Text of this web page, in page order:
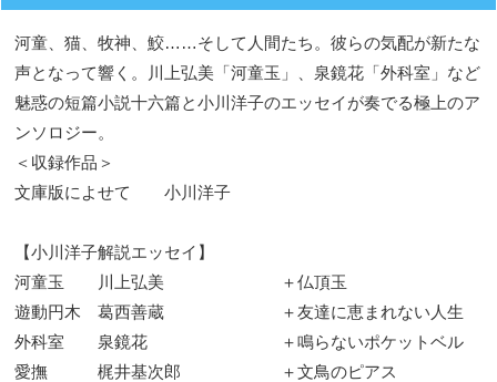
河童、猫、牧神、鮫……そして人間たち。彼らの気配が新たな
声となって響く。川上弘美「河童玉」、泉鏡花「外科室」など
魅惑の短篇小説十六篇と小川洋子のエッセイが奏でる極上のア
ンソロジー。
＜収録作品＞
文庫版によせて 小川洋子
【小川洋子解説エッセイ】
河童玉 川上弘美 ＋仏頂玉
遊動円木 葛西善蔵 ＋友達に恵まれない人生
外科室 泉鏡花 ＋鳴らないポケットベル
愛撫 梶井基次郎 ＋文鳥のピアス